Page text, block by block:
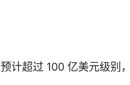
计超过 100 亿美元级别